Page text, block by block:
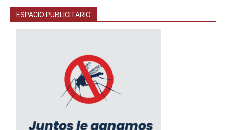
ESPACIO PUBLICITARIO